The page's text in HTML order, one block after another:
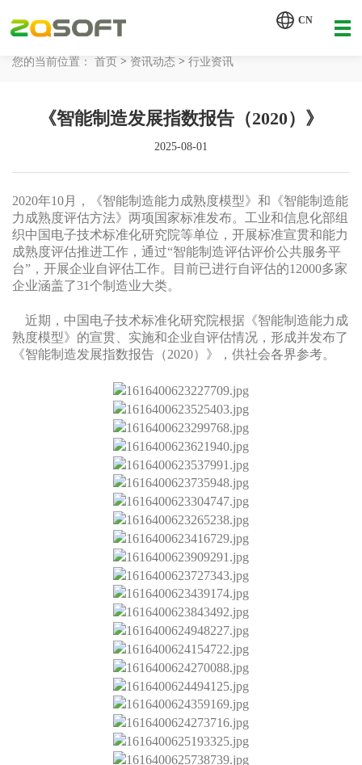
CN
工业AI
解决方案
客户案例
资讯动态
关于我们
您的当前位置： 首页 > 资讯动态 > 行业资讯
《智能制造发展指数报告（2020）》
2025-08-01
2020年10月，《智能制造能力成熟度模型》和《智能制造能
力成熟度评估方法》两项国家标准发布。工业和信息化部组
织中国电子技术标准化研究院等单位，开展标准宣贯和能力
成熟度评估推进工作，通过“智能制造评估评价公共服务平
台”，开展企业自评估工作。目前已进行自评估的12000多家
企业涵盖了31个制造业大类。
近期，中国电子技术标准化研究院根据《智能制造能力成
熟度模型》的宣贯、实施和企业自评估情况，形成并发布了
《智能制造发展指数报告（2020）》，供社会各界参考。
【AI 智能体重塑企业运营管理.pdf】
详情致电 400-107-7178